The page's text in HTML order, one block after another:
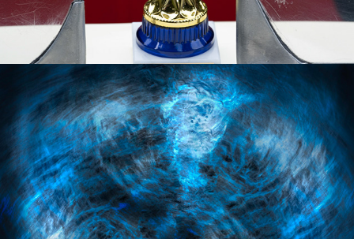
Přes čtyři horizonty
2021